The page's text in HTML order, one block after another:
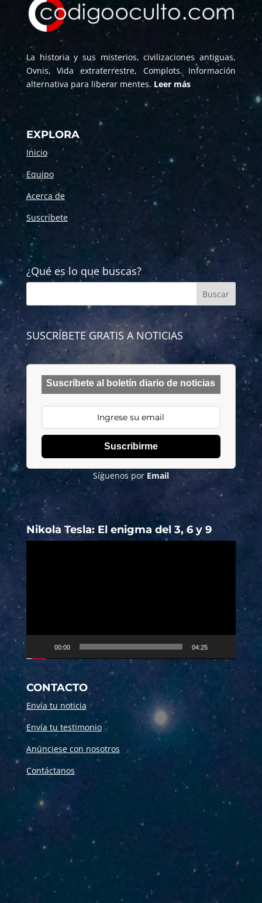
La historia y sus misterios, civilizaciones antiguas,
Ovnis, Vida extraterrestre, Complots. Información
alternativa para liberar mentes. Leer más
EXPLORA
Inicio
Equipo
Acerca de
Suscríbete
¿Qué es lo que buscas?
SUSCRÍBETE GRATIS A NOTICIAS
Suscríbete al boletín diario de noticias
Suscribirme
Síguenos por Email
Nikola Tesla: El enigma del 3, 6 y 9
00:00 04:25
CONTACTO
Envía tu noticia
Envía tu testimonio
Anúnciese con nosotros
Contáctanos